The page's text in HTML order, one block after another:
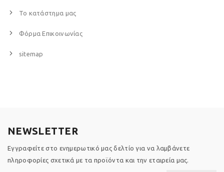
Το κατάστημα μας
Φόρμα Επικοινωνίας
sitemap
NEWSLETTER
Εγγραφείτε στο ενημερωτικό μας δελτίο για να λαμβάνετε
πληροφορίες σχετικά με τα προϊόντα και την εταιρεία μας.